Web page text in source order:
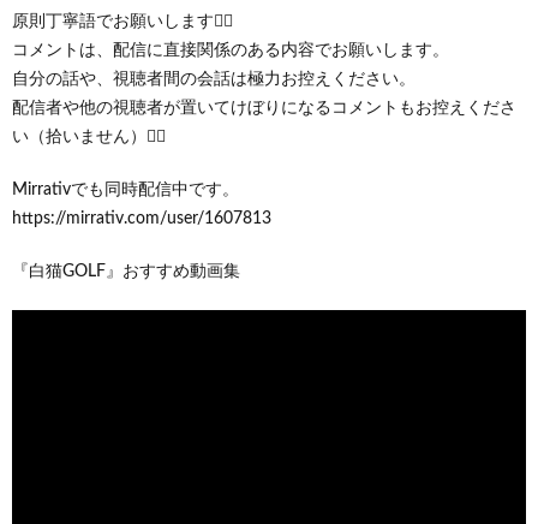
原則丁寧語でお願いします🙇‍♂️
コメントは、配信に直接関係のある内容でお願いします。
自分の話や、視聴者間の会話は極力お控えください。
配信者や他の視聴者が置いてけぼりになるコメントもお控えくださ
い（拾いません）🙇‍♂️
Mirrativでも同時配信中です。
https://mirrativ.com/user/1607813
『白猫GOLF』おすすめ動画集